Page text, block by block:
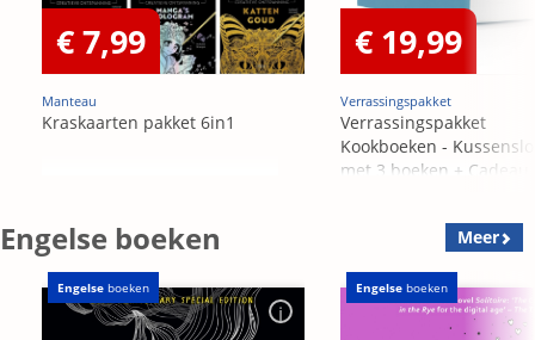
€ 7,99
Manteau
Kraskaarten pakket 6in1
€ 19,99
Verrassingspakket
Verrassingspakket
Kookboeken -
met 3 boeken + Cadeau
Engelse boeken Meer
Engelse boeken Engelse boeken